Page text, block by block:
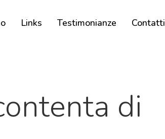
Links Testimonianze Contatti
di